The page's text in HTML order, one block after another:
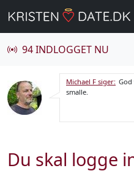
94 INDLOGGET NU
Michael F siger: God
smalle.
Du skal logge